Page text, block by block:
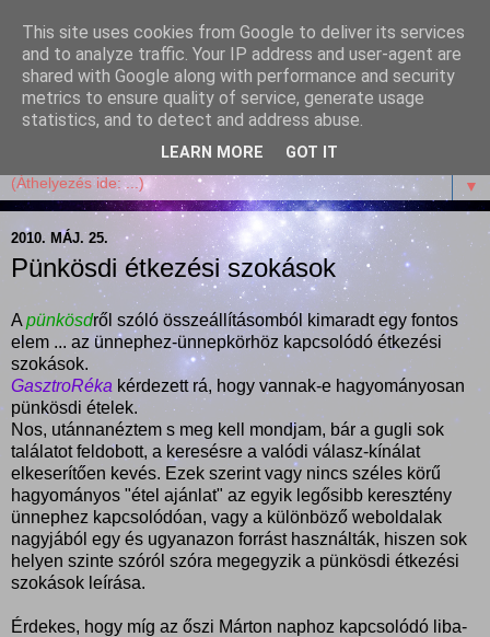
Garffyka
Szösszenetek a konyhámból, az életemből. Mosollyal,
receptekkel, vidámsággal, marcipánnal, csokival.
▼
2010. MÁJ. 25.
Pünkösdi étkezési szokások
A pünkösdről szóló összeállításomból kimaradt egy fontos
elem ... az ünnephez-ünnepkörhöz kapcsolódó étkezési
szokások.
GasztroRéka kérdezett rá, hogy vannak-e hagyományosan
pünkösdi ételek.
Nos, utánnanéztem s meg kell mondjam, bár a gugli sok
találatot feldobott, a keresésre a valódi válasz-kínálat
elkeserítően kevés. Ezek szerint vagy nincs széles körű
hagyományos "étel ajánlat" az egyik legősibb keresztény
ünnephez kapcsolódóan, vagy a különböző weboldalak
nagyjából egy és ugyanazon forrást használták, hiszen sok
helyen szinte szóról szóra megegyzik a pünkösdi étkezési
szokások leírása.
Érdekes, hogy míg az őszi Márton naphoz kapcsolódó liba-
This site uses cookies from Google to deliver its services
and to analyze traffic. Your IP address and user-agent are
shared with Google along with performance and security
metrics to ensure quality of service, generate usage
statistics, and to detect and address abuse.
LEARN MORE GOT IT